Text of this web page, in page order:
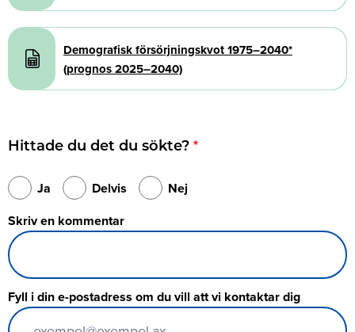
Document
Demografisk försörjningskvot 1975–2040*
(prognos 2025–2040)
Hittade du det du sökte?
Ja Delvis
Nej
Skriv en kommentar
Fyll i din e-postadress om du vill att vi kontaktar dig